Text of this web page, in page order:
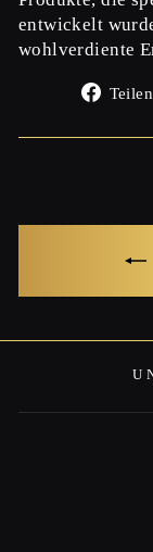
entwickelt
wohlverdiente
Teilen